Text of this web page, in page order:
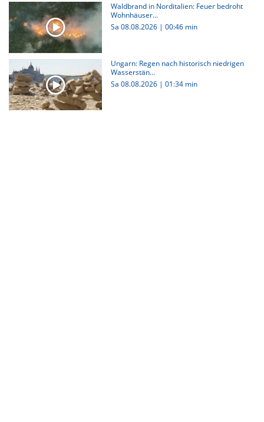
Waldbrand in Norditalien: Feuer bedroht
Wohnhäuser...
Sa 08.08.2026 | 00:46 min
Ungarn: Regen nach historisch niedrigen
Wasserstän...
Sa 08.08.2026 | 01:34 min